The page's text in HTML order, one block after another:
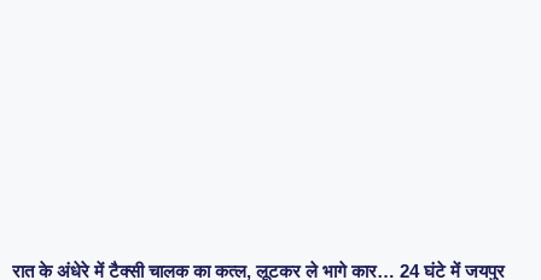
रात के अंधेरे में टैक्सी चालक का कत्ल, लूटकर ले भागे कार… 24 घंटे में जयपुर